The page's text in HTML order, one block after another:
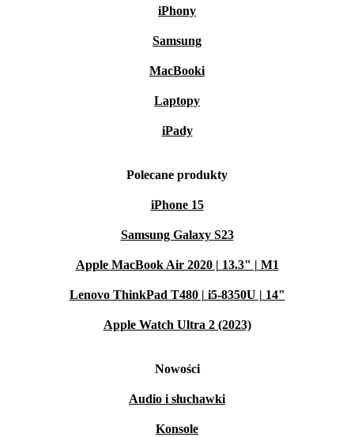
iPhony
Samsung
MacBooki
Laptopy
iPady
Polecane produkty
iPhone 15
Samsung Galaxy S23
Apple MacBook Air 2020 | 13.3" | M1
Lenovo ThinkPad T480 | i5-8350U | 14"
Apple Watch Ultra 2 (2023)
Nowości
Audio i słuchawki
Konsole